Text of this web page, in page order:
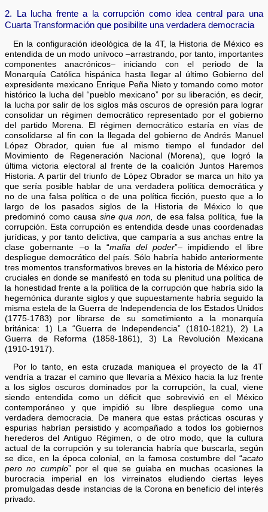
2. La lucha frente a la corrupción como idea central para una
Cuarta Transformación que posibilite una verdadera democracia
En la configuración ideológica de la 4T, la Historia de México es
entendida de un modo unívoco –arrastrando, por tanto, importantes
componentes anacrónicos– iniciando con el periodo de la
Monarquía Católica hispánica hasta llegar al último Gobierno del
expresidente mexicano Enrique Peña Nieto y tomando como motor
histórico la lucha del “pueblo mexicano” por su liberación, es decir,
la lucha por salir de los siglos más oscuros de opresión para lograr
consolidar un régimen democrático representado por el gobierno
del partido Morena. El régimen democrático estaría en vías de
consolidarse al fin con la llegada del gobierno de Andrés Manuel
López Obrador, quien fue al mismo tiempo el fundador del
Movimiento de Regeneración Nacional (Morena), que logró la
última victoria electoral al frente de la coalición Juntos Haremos
Historia. A partir del triunfo de López Obrador se marca un hito ya
que sería posible hablar de una verdadera política democrática y
no de una falsa política o de una política ficción, puesto que a lo
largo de los pasados siglos de la Historia de México lo que
predominó como causa sine qua non, de esa falsa política ,fue la
corrupción. Esta corrupción es entendida desde unas coordenadas
jurídicas, y por tanto delictiva, que camparía a sus anchas entre la
clase gobernante –o la “mafia del poder”– impidiendo el libre
despliegue democrático del país. Sólo habría habido anteriormente
tres momentos transformativos breves en la historia de México pero
cruciales en donde se manifestó en toda su plenitud una política de
la honestidad frente a la política de la corrupción que habría sido la
hegemónica durante siglos y que supuestamente habría seguido la
misma estela de la Guerra de Independencia de los Estados Unidos
(1775-1783) por librarse de su sometimiento a la monarquía
británica: 1) La “Guerra de Independencia” (1810-1821), 2) La
Guerra de Reforma (1858-1861), 3) La Revolución Mexicana
(1910-1917).
Por lo tanto, en esta cruzada maniquea el proyecto de la 4T
vendría a trazar el camino que llevaría a México hacia la luz frente
a los siglos oscuros dominados por la corrupción, la cual, viene
siendo entendida como un déficit que sobrevivió en el México
contemporáneo y que impidió su libre despliegue como una
verdadera democracia. De manera que estas prácticas oscuras y
espurias habrían persistido y acompañado a todos los gobiernos
herederos del Antiguo Régimen, o de otro modo, que la cultura
actual de la corrupción y su tolerancia habría que buscarla, según
se dice, en la época colonial, en la famosa costumbre del “acato
pero no cumplo” por el que se guiaba en muchas ocasiones la
burocracia imperial en los virreinatos eludiendo ciertas leyes
promulgadas desde instancias de la Corona en beneficio del interés
privado.